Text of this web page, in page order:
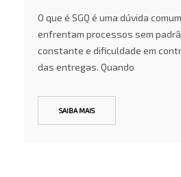
O que é SGQ é uma dúvida
enfrentam processos sem
constante e dificuldade em
das entregas. Quando
SAIBA MAIS